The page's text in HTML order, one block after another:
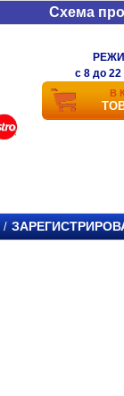
Схема
c 8 до
В
/